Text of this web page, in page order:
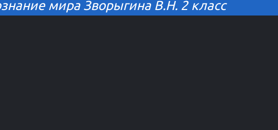
мира Зворыгина В.Н. 2 класс